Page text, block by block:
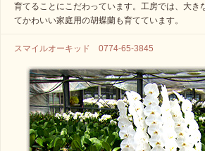
育てることにこだわっています。工房では、大き
てかわいい家庭用の胡蝶蘭も育てています。
スマイルオーキッド 0774-65-3845